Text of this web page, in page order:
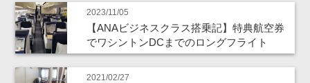
2023/11/05
【ANAビジネスクラス搭乗記】特典航空券
でワシントンDCまでのロングフライト
2021/02/27